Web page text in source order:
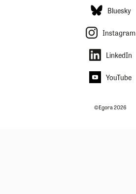
Bluesky
Instagram
LinkedIn
YouTube
©Egora 2026